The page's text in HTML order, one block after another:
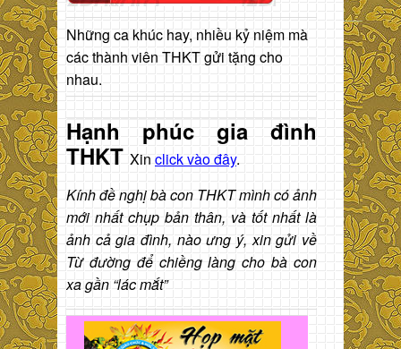
Những ca khúc hay, nhiều kỷ niệm mà
các thành viên THKT gửi tặng cho
nhau.
Hạnh phúc gia đình
THKT Xin click vào đây.
Kính đề nghị bà con THKT mình có ảnh
mới nhất chụp bản thân, và tốt nhất là
ảnh cả gia đình, nào ưng ý, xin gửi về
Từ đường để chiềng làng cho bà con
xa gần “lác mắt”